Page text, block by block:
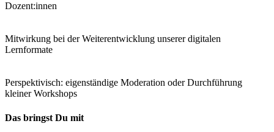
Dozent:innen
Mitwirkung bei der Weiterentwicklung unserer digitalen
Lernformate
Perspektivisch: eigenständige Moderation oder Durchführung
kleiner Workshops
Das bringst Du mit